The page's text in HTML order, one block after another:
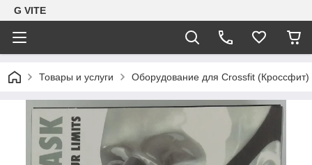
G VITE
Товары и услуги Оборудование для Crossfit (Кроссфит)